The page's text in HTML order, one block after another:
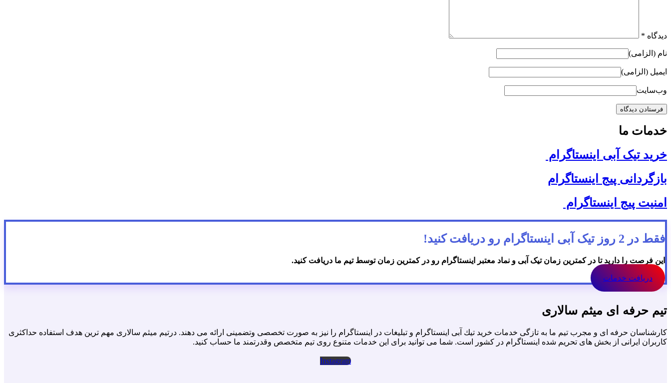
دیدگاه *
نام (الزامی)
ایمیل (الزامی)
وب‌سایت
خدمات ما
خرید تیک آبی اینستاگرام
بازگردانی پیج اینستاگرام
امنیت پیج اینستاگرام
فقط در 2 روز تیک آبی اینستاگرام رو دریافت کنید!
این فرصت را دارید تا در کمترین زمان تیک آبی و نماد معتبر اینستاگرام رو در کمترین زمان توسط تیم ما دریافت کنید.
دریافت خدمات
تیم حرفه ای میثم سالاری
كارشناسان حرفه اى و مجرب تيم ما به تازگى خدمات خريد تيك آبى اينستاگرام و تبليغات در اينستاگرام را نيز به صورت تخصصى وتضمينى ارائه مى دهند. درتيم ميثم سالارى مهم ترين هدف استفاده حداكثرى
كاربران ايرانى از بخش هاى تحريم شده اينستاگرام در كشور است. شما مى توانيد براى اين خدمات متنوع روى تيم متخصص وقدرتمند ما حساب كنيد.
Instagram